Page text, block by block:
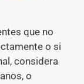
que no
o si
considera
o